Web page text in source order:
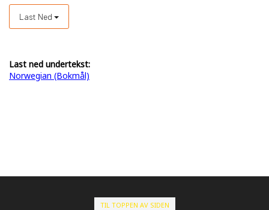
Last Ned
Last ned undertekst:
Norwegian (Bokmål)
TIL TOPPEN AV SIDEN